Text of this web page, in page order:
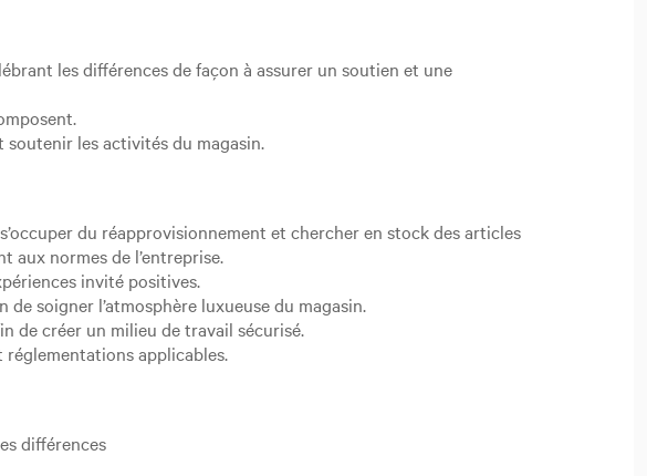
les différences de façon à assurer un soutien et une
soutenir les activités du magasin.
du réapprovisionnement et chercher en stock des articles
aux normes de l’entreprise.
invité positives.
soigner l’atmosphère luxueuse du magasin.
de créer un milieu de travail sécurisé.
applicables.
différences